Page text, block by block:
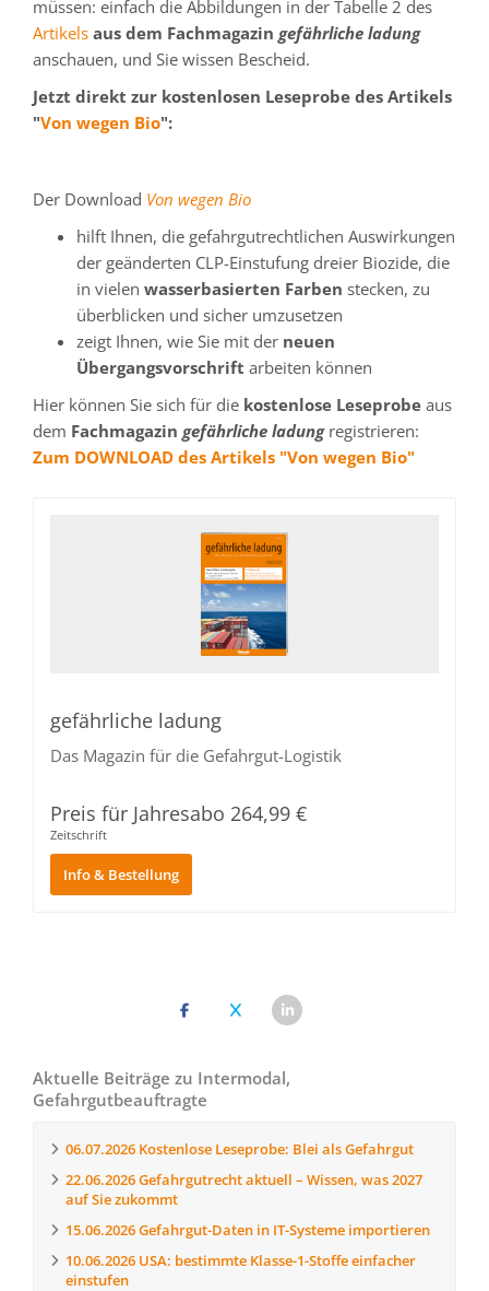
müssen: einfach die Abbildungen in der Tabelle 2 des
Artikels aus dem Fachmagazin gefährliche ladung
anschauen, und Sie wissen Bescheid.
Jetzt direkt zur kostenlosen Leseprobe des Artikels
"Von wegen Bio":
Der Download Von wegen Bio
hilft Ihnen, die gefahrgutrechtlichen Auswirkungen
der geänderten CLP-Einstufung dreier Biozide, die
in vielen wasserbasierten Farben stecken, zu
überblicken und sicher umzusetzen
zeigt Ihnen, wie Sie mit der neuen
Übergangsvorschrift arbeiten können
Hier können Sie sich für die kostenlose Leseprobe aus
dem Fachmagazin gefährliche ladungregistrieren:
Zum DOWNLOAD des Artikels "Von wegen Bio"
gefährliche ladung
Das Magazin für die Gefahrgut-Logistik
Preis für Jahresabo‎ 264,99 €
Zeitschrift
Info & Bestellung
Aktuelle Beiträge zu Intermodal,
Gefahrgutbeauftragte
06.07.2026 Kostenlose Leseprobe: Blei als Gefahrgut
22.06.2026Gefahrgutrecht aktuell – Wissen, was 2027
auf Sie zukommt
15.06.2026Gefahrgut-Daten in IT-Systeme importieren
10.06.2026 USA: bestimmte Klasse-1-Stoffe einfacher
einstufen